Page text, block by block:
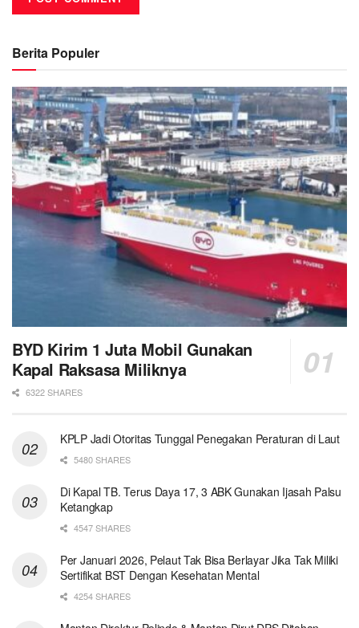
Berita Populer
BYD Kirim 1 Juta Mobil Gunakan
Kapal Raksasa Miliknya
6322 SHARES
KPLP Jadi Otoritas Tunggal Penegakan Peraturan di Laut
5480 SHARES
Di Kapal TB. Terus Daya 17, 3 ABK Gunakan Ijasah Palsu
Ketangkap
4547 SHARES
Per Januari 2026, Pelaut Tak Bisa Berlayar Jika Tak Miliki
Sertifikat BST Dengan Kesehatan Mental
4254 SHARES